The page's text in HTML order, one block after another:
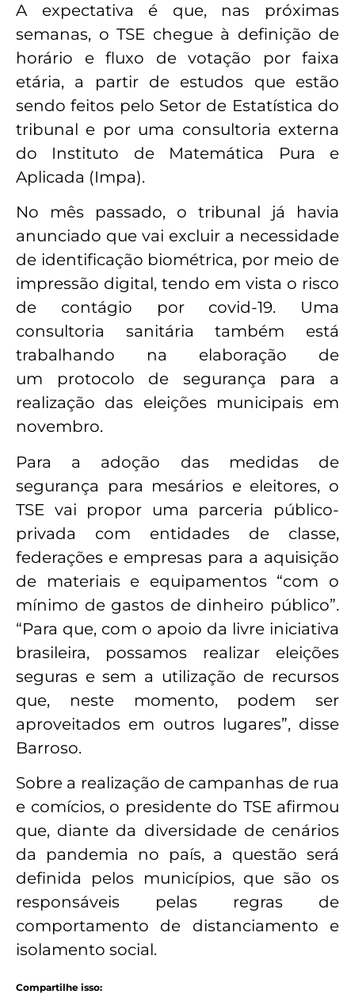
A expectativa é que, nas próximas
semanas, o TSE chegue à definição de
horário e fluxo de votação por faixa
etária, a partir de estudos que estão
sendo feitos pelo Setor de Estatística do
tribunal e por uma consultoria externa
do Instituto de Matemática Pura e
Aplicada (Impa).
No mês passado, o tribunal já havia
anunciado que vai excluir a necessidade
de identificação biométrica, por meio de
impressão digital, tendo em vista o risco
de contágio por covid-19. Uma
consultoria sanitária também está
trabalhando na elaboração de
um protocolo de segurança para a
realização das eleições municipais em
novembro.
Para a adoção das medidas de
segurança para mesários e eleitores, o
TSE vai propor uma parceria público-
privada com entidades de classe,
federações e empresas para a aquisição
de materiais e equipamentos “com o
mínimo de gastos de dinheiro público”.
“Para que, com o apoio da livre iniciativa
brasileira, possamos realizar eleições
seguras e sem a utilização de recursos
que, neste momento, podem ser
aproveitados em outros lugares”, disse
Barroso.
Sobre a realização de campanhas de rua
e comícios, o presidente do TSE afirmou
que, diante da diversidade de cenários
da pandemia no país, a questão será
definida pelos municípios, que são os
responsáveis pelas regras de
comportamento de distanciamento e
isolamento social.
Compartilhe isso: